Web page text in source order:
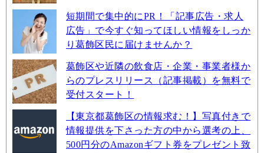
短期間で集中的にPR！「記事広告・求人
広告」で今すぐ知ってほしい情報をしっか
り葛飾区民に届けませんか？
葛飾区や近隣の飲食店・企業・事業者様か
らのプレスリリース（記事掲載）を無料で
受付スタート！
【東京都葛飾区の情報求む！】写真付きで
情報提供を下さった方の中から選考の上、
500円分のAmazonギフト券をプレゼント致